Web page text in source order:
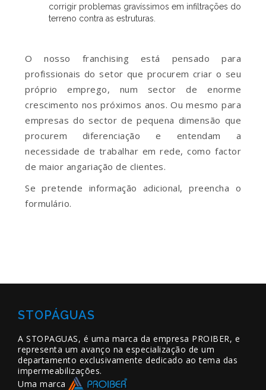
corrigir problemas gravíssimos em infiltrações do
terreno contra as estruturas.
O nosso franchising está pensado para
profissionais do setor que procurem criar o seu
próprio emprego, num sector de enorme
crescimento nos próximos anos. Ou mesmo para
empresas do sector de pequena dimensão que
procurem diferenciação e entendam a
necessidade de trabalhar em rede, como factor
de maior angariação de clientes.
Se pretende informação adicional, preencha o
formulário.
STOPÁGUAS
A STOPAGUAS, é uma marca da empresa PROIBER, e
representa um avanço na especialização de um
departamento exclusivamente dedicado ao tema das
impermeabilizações.
Uma marca